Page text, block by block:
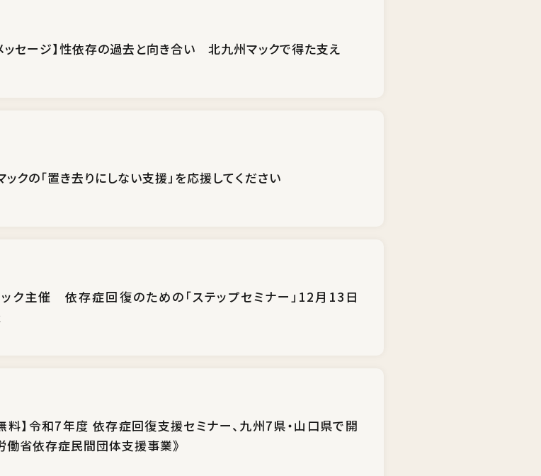
ッセージ】性依存の過去と向き合い 北九州マックで得た支え
ックの「置き去りにしない支援」を応援してください
ク主催 依存症回復のための「ステップセミナー」12月13日
料】令和7年度 依存症回復支援セミナー、九州7県・山口県で開
働省依存症民間団体支援事業》